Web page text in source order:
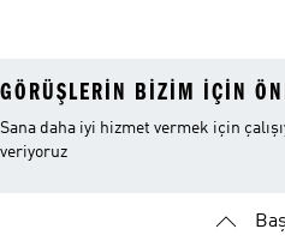
GÖRÜŞLERIN BIZIM IÇIN
Sana daha iyi hizmet vermek için
veriyoruz